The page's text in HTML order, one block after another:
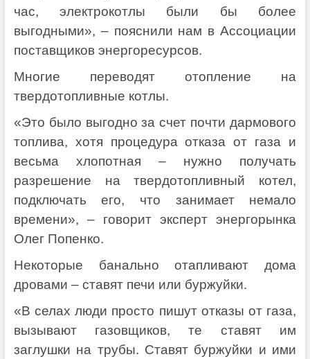
час, электрокотлы были бы более
выгодными», – пояснили нам в Ассоциации
поставщиков энергоресурсов.
Многие переводят отопление на
твердотопливные котлы.
«Это было выгодно за счет почти дармового
топлива, хотя процедура отказа от газа и
весьма хлопотная – нужно получать
разрешение на твердотопливный котел,
подключать его, что занимает немало
времени», – говорит эксперт энергорынка
Олег Попенко.
Некоторые банально отапливают дома
дровами – ставят печи или буржуйки.
«В селах люди просто пишут отказы от газа,
вызывают газовщиков, те ставят им
заглушки на трубы. Ставят буржуйки и ими